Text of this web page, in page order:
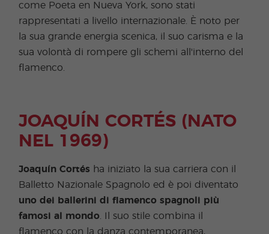
come Poeta en Nueva York, sono stati
rappresentati a livello internazionale. È noto per
la sua grande energia scenica, il suo carisma e la
sua volontà di rompere gli schemi all'interno del
flamenco.
JOAQUÍN CORTÉS (NATO
NEL 1969)
Joaquín Cortés ha iniziato la sua carriera con il
Balletto Nazionale Spagnolo ed è poi diventato
uno dei ballerini di flamenco spagnoli più
famosi al mondo . Il suo stile combina il
flamenco con la danza contemporanea,